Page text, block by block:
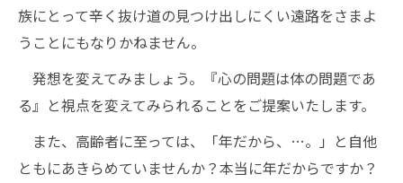
族にとって辛く抜け道の見つけ出しにくい遠路をさまよ
うことにもなりかねません。
発想を変えてみましょう。『心の問題は体の問題であ
る』と視点を変えてみられることをご提案いたします。
また、高齢者に至っては、「年だから、…。」と自他
ともにあきらめていませんか？本当に年だからですか？